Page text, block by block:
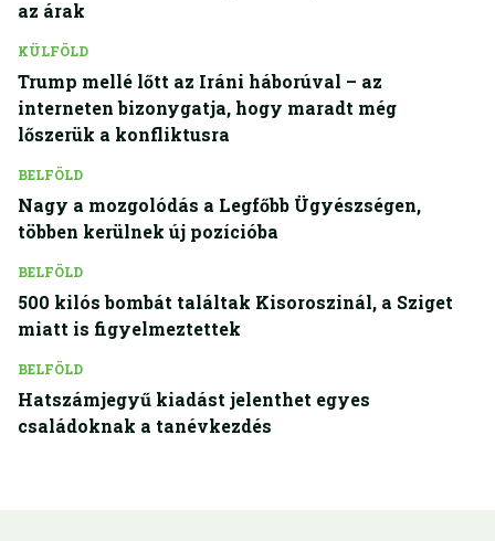
az árak
KÜLFÖLD
Trump mellé lőtt az Iráni háborúval – az
interneten bizonygatja, hogy maradt még
lőszerük a konfliktusra
BELFÖLD
Nagy a mozgolódás a Legfőbb Ügyészségen,
többen kerülnek új pozícióba
BELFÖLD
500 kilós bombát találtak Kisoroszinál, a Sziget
miatt is figyelmeztettek
BELFÖLD
Hatszámjegyű kiadást jelenthet egyes
családoknak a tanévkezdés